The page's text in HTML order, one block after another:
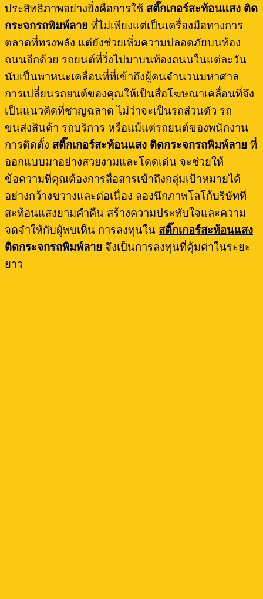
ประสิทธิภาพอย่างยิ่งคือการใช้ สติ๊กเกอร์สะท้อนแสง ติด
กระจกรถพิมพ์ลาย ที่ไม่เพียงแต่เป็นเครื่องมือทางการ
ตลาดที่ทรงพลัง แต่ยังช่วยเพิ่มความปลอดภัยบนท้อง
ถนนอีกด้วย รถยนต์ที่วิ่งไปมาบนท้องถนนในแต่ละวัน
นับเป็นพาหนะเคลื่อนที่ที่เข้าถึงผู้คนจำนวนมหาศาล
การเปลี่ยนรถยนต์ของคุณให้เป็นสื่อโฆษณาเคลื่อนที่จึง
เป็นแนวคิดที่ชาญฉลาด ไม่ว่าจะเป็นรถส่วนตัว รถ
ขนส่งสินค้า รถบริการ หรือแม้แต่รถยนต์ของพนักงาน
การติดตั้ง สติ๊กเกอร์สะท้อนแสง ติดกระจกรถพิมพ์ลาย ที่
ออกแบบมาอย่างสวยงามและโดดเด่น จะช่วยให้
ข้อความที่คุณต้องการสื่อสารเข้าถึงกลุ่มเป้าหมายได้
อย่างกว้างขวางและต่อเนื่อง ลองนึกภาพโลโก้บริษัทที่
สะท้อนแสงยามค่ำคืน สร้างความประทับใจและความ
จดจำให้กับผู้พบเห็น การลงทุนใน สติ๊กเกอร์สะท้อนแสง
ติดกระจกรถพิมพ์ลาย จึงเป็นการลงทุนที่คุ้มค่าในระยะ
ยาว